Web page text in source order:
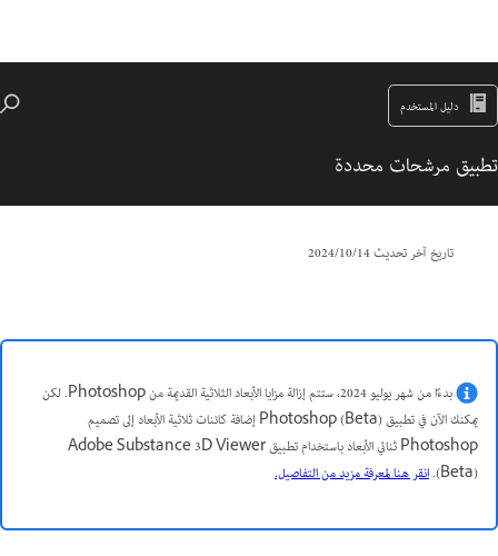
دليل المستخدم
تطبيق مرشحات محددة
تاريخ آخر تحديث14‏/10‏/2024
بدءًا من شهر يوليو 2024، ستتم إزالة مزايا الأبعاد الثلاثية القديمة من Photoshop. لكن
يمكنك الآن في تطبيق Photoshop (Beta) إضافة كائنات ثلاثية الأبعاد إلى تصميم
Photoshop ثنائي الأبعاد باستخدام تطبيق Adobe Substance 3D Viewer
(Beta). انقر هنا لمعرفة مزيد من التفاصيل.